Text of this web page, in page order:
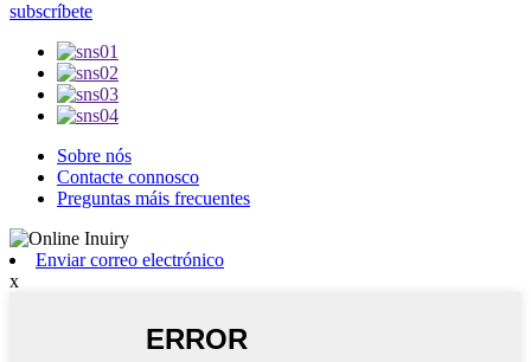
subscríbete
Sobre nós
Contacte connosco
Preguntas máis frecuentes
Enviar correo electrónico
x